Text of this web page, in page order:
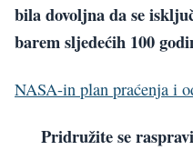
bila dovoljna da se
barem sljedećih 100
NASA-in plan praćenja i
Pridružite se